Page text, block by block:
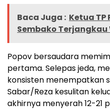
Baca Juga : Ketua TP
Sembako Terjangkau
Popov bersaudara
pertama. Selepas jeda,
konsisten menempatkan
Sabar/Reza kesulitan
akhirnya menyerah 12-21